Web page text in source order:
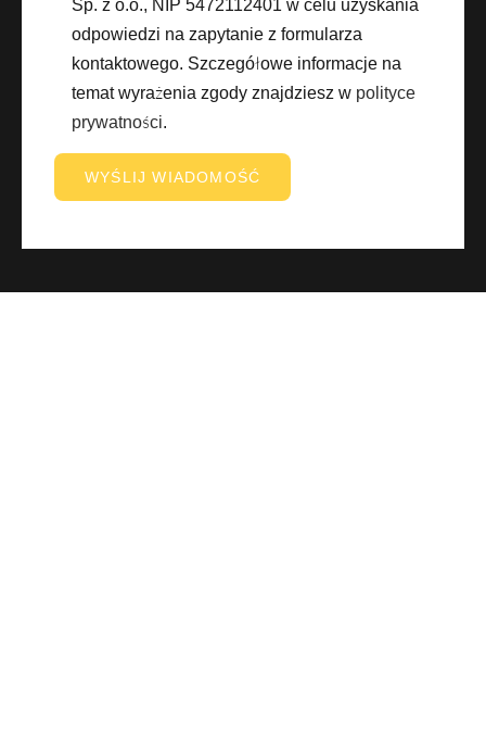
Sp. z o.o., NIP 5472112401 w celu uzyskania
odpowiedzi na zapytanie z formularza
kontaktowego. Szczegółowe informacje na
temat wyrażenia zgody znajdziesz w polityce
prywatności.